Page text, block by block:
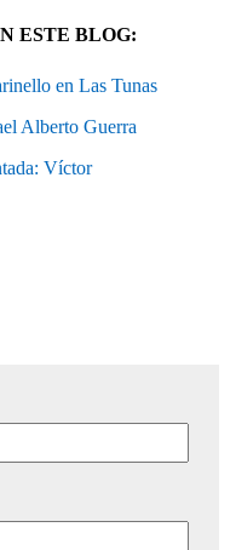
ESTE BLOG:
en Las Tunas
Alberto Guerra
Víctor